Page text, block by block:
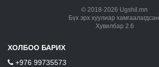
© 2018-2026 Ugshil.mn
Бүх эрх хуулиар хамгаалагдсан.
Хувилбар 2.6
ХОЛБОО БАРИХ
+976 99735573